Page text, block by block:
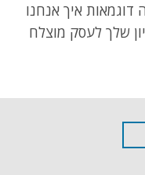
איך אנחנו
שלך לעסק מוצלח